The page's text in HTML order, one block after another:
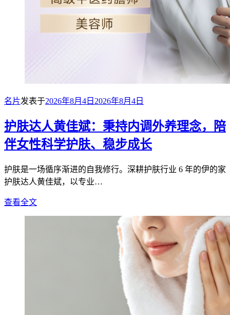
名片发表于2026年8月4日 2026年8月4日
护肤达人黄佳斌：秉持内调外养理念，陪
伴女性科学护肤、稳步成长
护肤是一场循序渐进的自我修行。深耕护肤行业 6 年的伊的家
护肤达人黄佳斌，以专业…
查看全文